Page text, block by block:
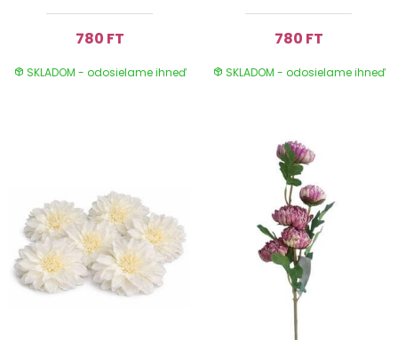
780 FT
SKLADOM - odosielame ihneď
780 FT
SKLADOM - odosielame ihneď